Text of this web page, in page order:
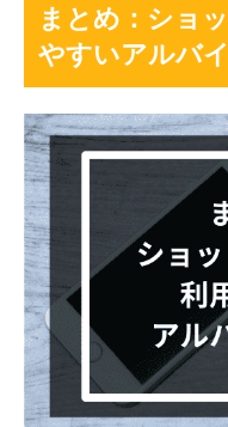
まとめ：ショ
やすいアルバ